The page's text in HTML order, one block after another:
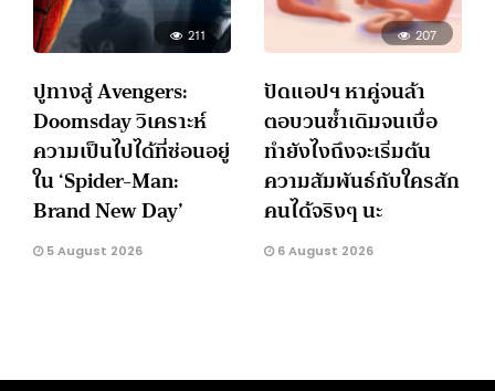
211
ปูทางสู่ Avengers:
Doomsday วิเคราะห์
ความเป็นไปได้ที่ซ่อนอยู่
ใน ‘Spider-Man:
Brand New Day’
5 August 2026
207
ปัดแอปฯ หาคู่จนล้า
ตอบวนซ้ำเดิมจนเบื่อ
ทำยังไงถึงจะเริ่มต้น
ความสัมพันธ์กับใครสัก
คนได้จริงๆ นะ
6 August 2026